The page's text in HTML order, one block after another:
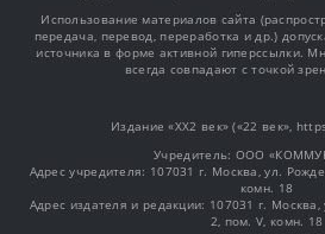
Использование материалов сайта
передача, перевод, переработка и др.)
источника в форме активной гиперссылки.
всегда совпадают с точкой
Издание «XX2 век» («22 век»,
Учредитель: OOO
Адрес учредителя: 107031 г. Москва, ул.
комн. 18
Адрес издателя и редакции: 107031 г.
2, пом. V, комн. 18